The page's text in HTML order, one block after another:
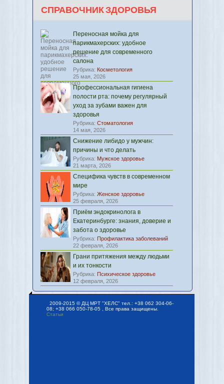
СПРАВОЧНИК ЗДОРОВЬЯ
Переносная мойка для
парикмахерских: удобное
решение для современного
салона
Рубрика: Косметология
25 мая, 2026
Профессиональная гигиена
полости рта: почему регулярный
уход за зубами важен для
здоровья
Рубрика: Стоматология
14 мая, 2026
Снижение либидо у мужчин:
причины и что делать
Рубрика: Мужское здоровье
21 марта, 2026
Специфика чувств в современном
мире
Рубрика: Женское здоровье
25 февраля, 2026
Приём эндокринолога в
Екатеринбурге: знания, доверие и
забота о здоровье
Рубрика: Профилактика заболеваний
22 февраля, 2026
Грани притяжения между людьми
и их тонкости
Рубрика: Психическое здоровье
12 февраля, 2026
2009-2015 © ДЦ МРТ "ХЕЛС" тел.: +38 062 304-06-
08; +38 066 050-78-05 , Все права защищены.
Статьи